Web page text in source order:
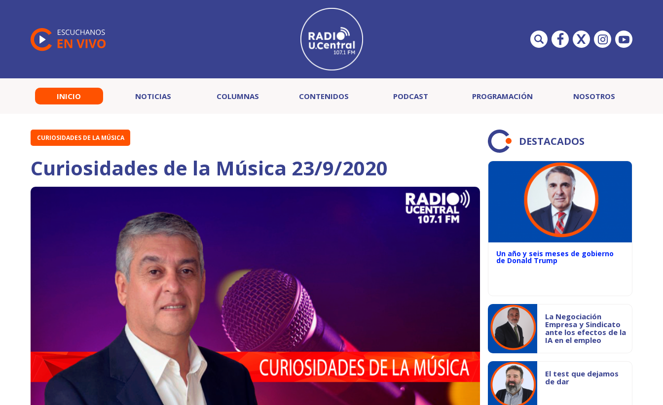
INICIO NOTICIAS COLUMNAS CONTENIDOS PODCAST PROGRAMACIÓN NOSOTROS
CURIOSIDADES DE LA MÚSICA
Curiosidades de la Música 23/9/2020
DESTACADOS
Un año y seis meses de gobierno
de Donald Trump
La Negociación
Empresa y Sindicato
ante los efectos de la
IA en el empleo
El test que dejamos
de dar